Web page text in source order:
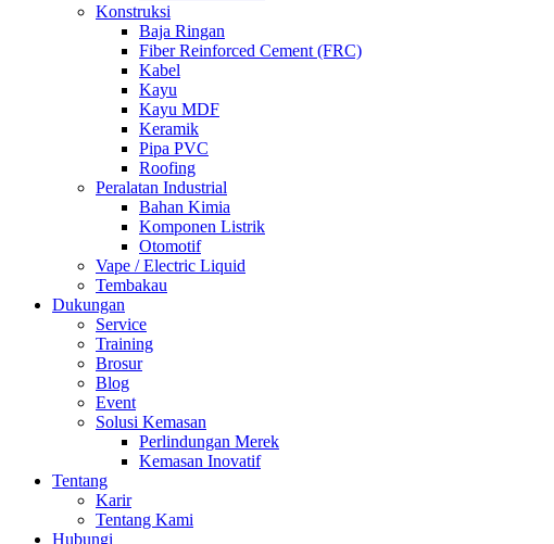
Konstruksi
Baja Ringan
Fiber Reinforced Cement (FRC)
Kabel
Kayu
Kayu MDF
Keramik
Pipa PVC
Roofing
Peralatan Industrial
Bahan Kimia
Komponen Listrik
Otomotif
Vape / Electric Liquid
Tembakau
Dukungan
Service
Training
Brosur
Blog
Event
Solusi Kemasan
Perlindungan Merek
Kemasan Inovatif
Tentang
Karir
Tentang Kami
Hubungi